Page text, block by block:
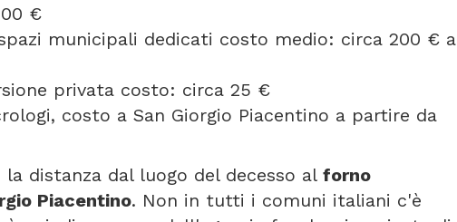
€
municipali dedicati costo medio: circa 200 € a
privata costo: circa 25 €
costo a San Giorgio Piacentino a partire da
distanza dal luogo del decesso al forno
Piacentino. Non in tutti i comuni italiani c'è